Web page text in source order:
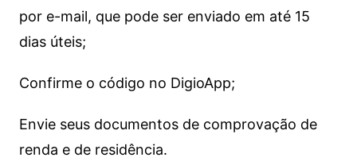
por e-mail, que pode ser enviado em até 15
dias úteis;
Confirme o código no DigioApp;
Envie seus documentos de comprovação de
renda e de residência.